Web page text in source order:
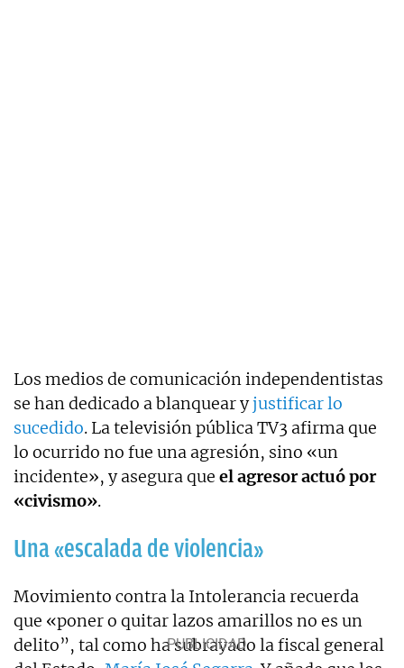
Los medios de comunicación independentistas
se han dedicado a blanquear yjustificar lo
sucedido. La televisión pública TV3 afirma que
lo ocurrido no fue una agresión, sino «un
incidente», y asegura que el agresor actuó por
«civismo».
Una «escalada de violencia»
Movimiento contra la Intolerancia recuerda
que «poner o quitar lazos amarillos no es un
delito”, tal como ha subrayado la fiscal general